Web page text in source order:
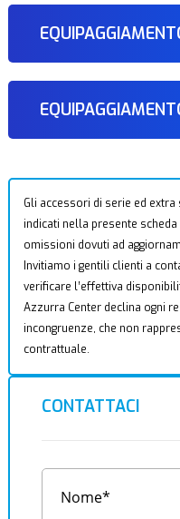
Gli accessori di serie ed
indicati nella presente
omissioni dovuti ad
Invitiamo i gentili clienti a
verificare l’effettiva
Azzurra Center declina ogni
incongruenze, che non
contrattuale.
CONTATTACI